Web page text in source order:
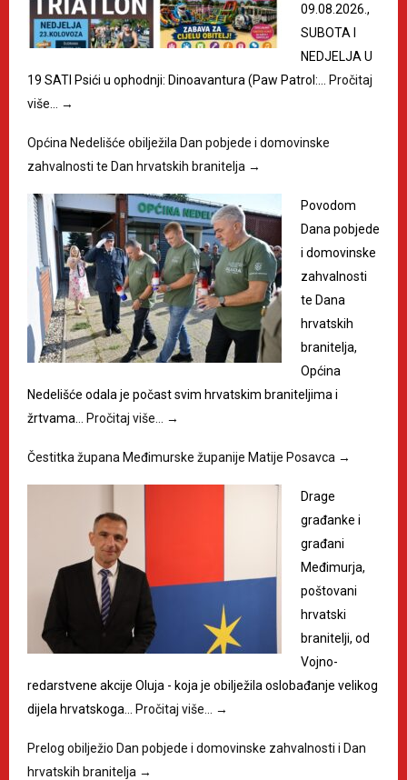
09.08.2026.,
SUBOTA I
NEDJELJA U
19 SATI Psići u ophodnji: Dinoavantura (Paw Patrol:… Pročitaj
više…
→
Općina Nedelišće obilježila Dan pobjede i domovinske
zahvalnosti te Dan hrvatskih branitelja →
Povodom
Dana pobjede
i domovinske
zahvalnosti
te Dana
hrvatskih
branitelja,
Općina
Nedelišće odala je počast svim hrvatskim braniteljima i
žrtvama… Pročitaj više… →
Čestitka župana Međimurske županije Matije Posavca →
Drage
građanke i
građani
Međimurja,
poštovani
hrvatski
branitelji, od
Vojno-
redarstvene akcije Oluja - koja je obilježila oslobađanje velikog
dijela hrvatskoga… Pročitaj više… →
Prelog obilježio Dan pobjede i domovinske zahvalnosti i Dan
hrvatskih branitelja →